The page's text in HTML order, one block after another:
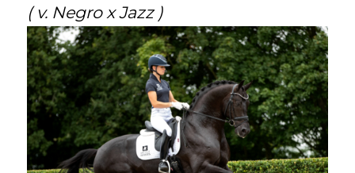
( v. Negro x Jazz )